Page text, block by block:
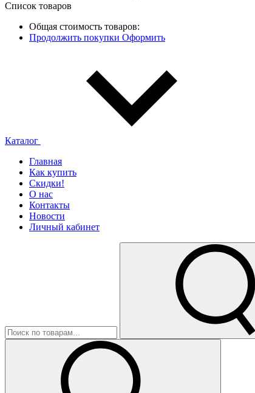
Список товаров
Общая стоимость товаров:
Продолжить покупки Оформить
Каталог
Главная
Как купить
Скидки!
О нас
Контакты
Новости
Личный кабинет